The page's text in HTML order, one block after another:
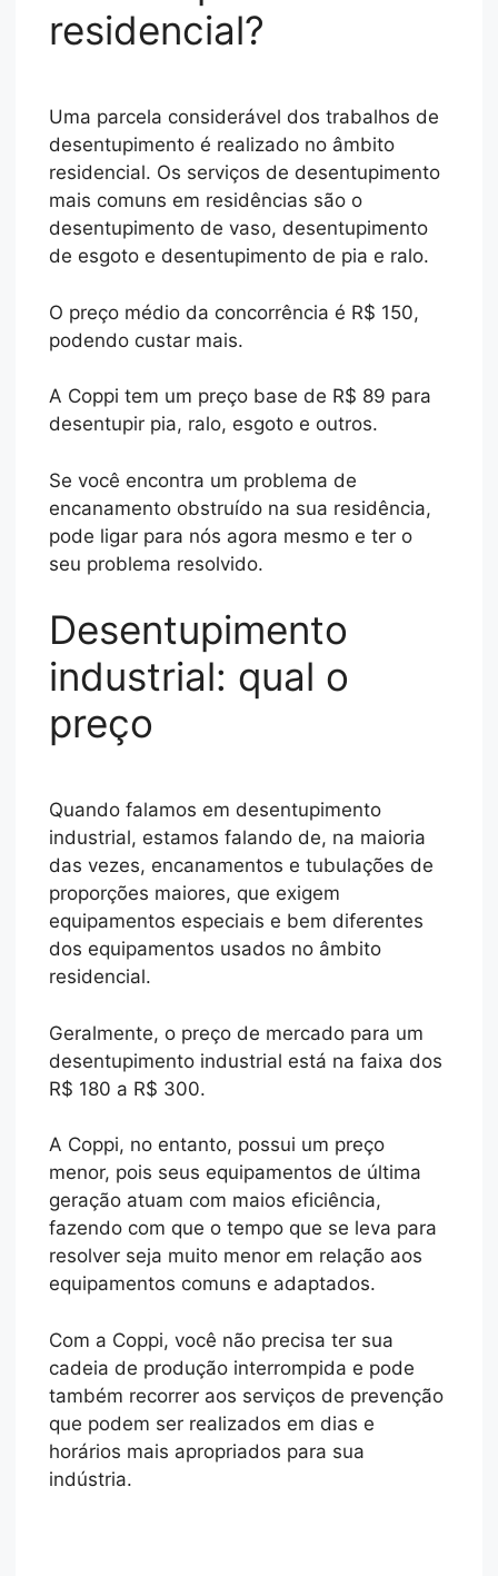
residencial?
Uma parcela considerável dos trabalhos de
desentupimento é realizado no âmbito
residencial. Os serviços de desentupimento
mais comuns em residências são o
desentupimento de vaso, desentupimento
de esgoto e desentupimento de pia e ralo.
O preço médio da concorrência é R$ 150,
podendo custar mais.
A Coppi tem um preço base de R$ 89 para
desentupir pia, ralo, esgoto e outros.
Se você encontra um problema de
encanamento obstruído na sua residência,
pode ligar para nós agora mesmo e ter o
seu problema resolvido.
Desentupimento
industrial: qual o
preço
Quando falamos em desentupimento
industrial, estamos falando de, na maioria
das vezes, encanamentos e tubulações de
proporções maiores, que exigem
equipamentos especiais e bem diferentes
dos equipamentos usados no âmbito
residencial.
Geralmente, o preço de mercado para um
desentupimento industrial está na faixa dos
R$ 180 a R$ 300.
A Coppi, no entanto, possui um preço
menor, pois seus equipamentos de última
geração atuam com maios eficiência,
fazendo com que o tempo que se leva para
resolver seja muito menor em relação aos
equipamentos comuns e adaptados.
Com a Coppi, você não precisa ter sua
cadeia de produção interrompida e pode
também recorrer aos serviços de prevenção
que podem ser realizados em dias e
horários mais apropriados para sua
indústria.